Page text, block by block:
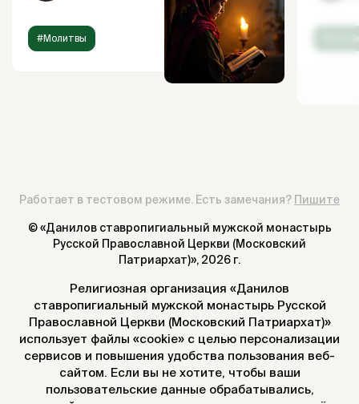
#Молитвы
Работает в тестовом режиме. Есть замечания? Пишите
© «Данилов ставропигиальный мужской монастырь
Русской Православной Церкви (Московский
Патриархат)», 2026 г.
Религиозная организация «Данилов
ставропигиальный мужской монастырь Русской
Православной Церкви (Московский Патриархат)»
использует файлы «cookie» с целью персонализации
сервисов и повышения удобства пользования веб-
сайтом. Если вы не хотите, чтобы ваши
пользовательские данные обрабатывались,